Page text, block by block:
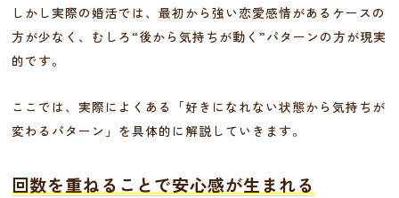
しかし実際の婚活では、最初から強い恋愛感情があるケースの
方が少なく、むしろ“後から気持ちが動く”パターンの方が現実
的です。
ここでは、実際によくある「好きになれない状態から気持ちが
変わるパターン」を具体的に解説していきます。
回数を重ねることで安心感が生まれる